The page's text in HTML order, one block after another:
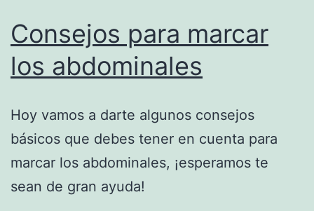
Consejos para marcar
los abdominales
Hoy vamos a darte algunos consejos
básicos que debes tener en cuenta para
marcar los abdominales, ¡esperamos te
sean de gran ayuda!